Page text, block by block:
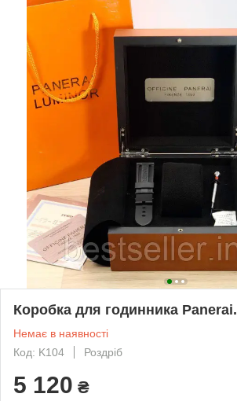
Коробка для годинника Panerai.
Немає в наявності
Код: K104
Роздріб
5 120 ₴